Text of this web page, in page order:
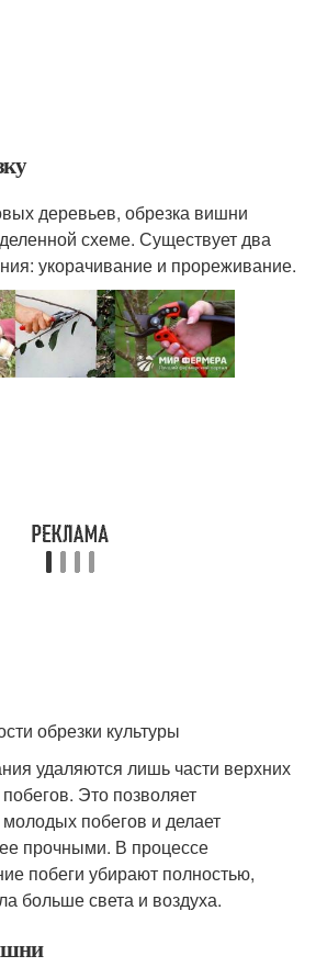
деревьев, обрезка вишни
схеме. Существует два
укорачивание и прореживание.
обрезки культуры
удаляются лишь части верхних
Это позволяет
побегов и делает
прочными. В процессе
побеги убирают полностью,
больше света и воздуха.